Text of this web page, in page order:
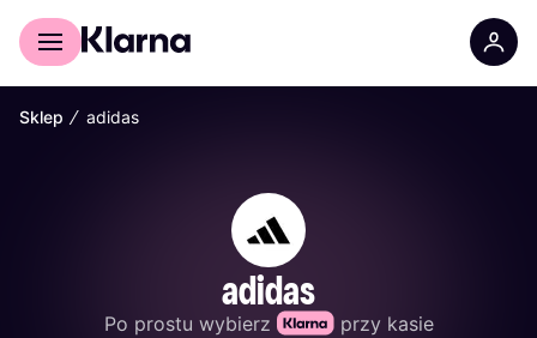
Dla kupujących
Sklep ∕ adidas
adidas
Po prostu wybierz
przy kasie